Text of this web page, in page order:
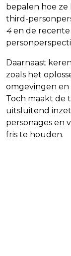
bepalen hoe ze
third-
4en de recente
Daarnaast
zoals het
omgevingen
Toch maakt de
uitsluitend
personages en
fris te houden.